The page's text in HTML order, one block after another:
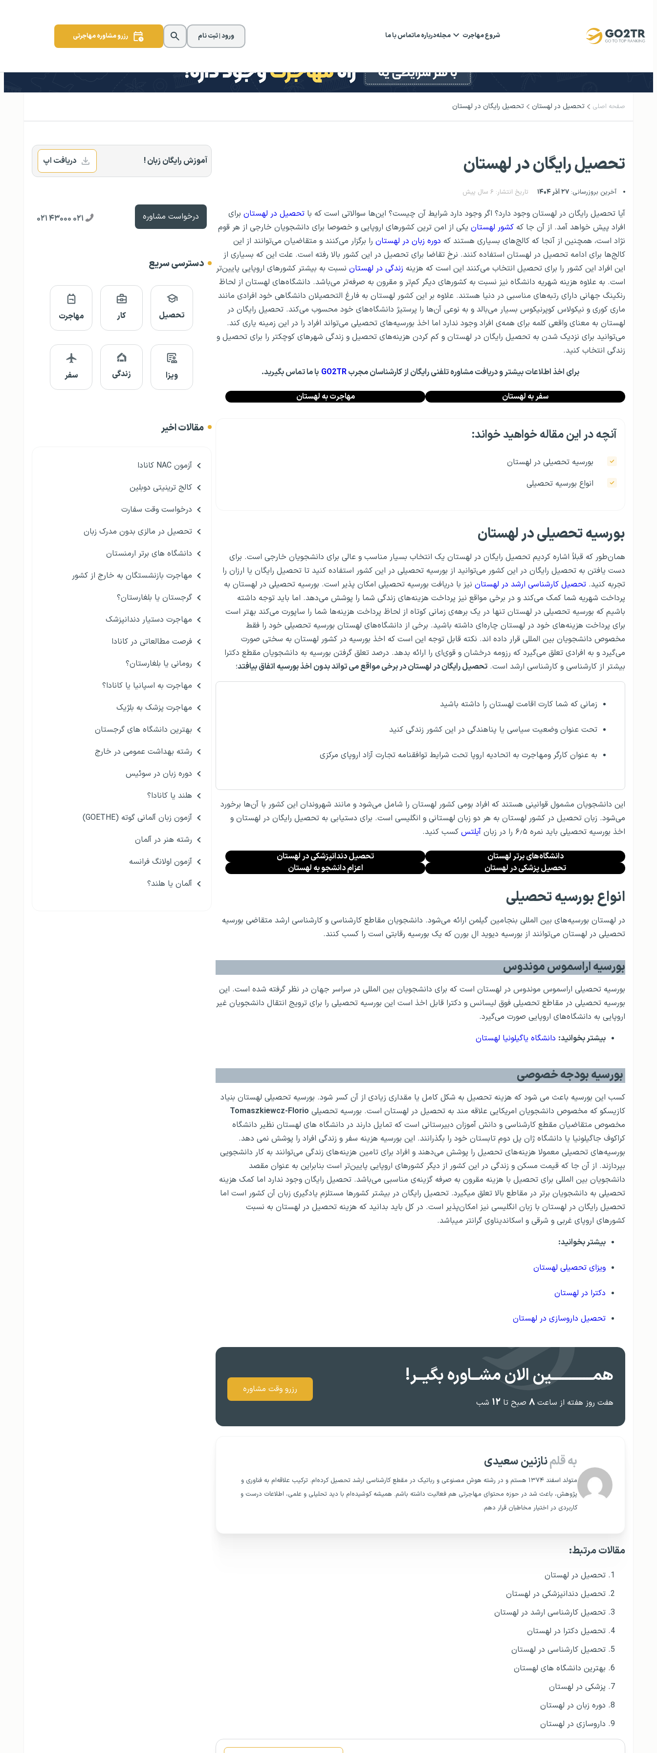
شروع مهاجرت مجلهدرباره ماتماس با ما ورود | ثبت نام رزرو مشاوره مهاجرتی
صفحه اصلی تحصیل در لهستان تحصیل رایگان در لهستان
تحصیل رایگان در لهستان
آخرین بروزرسانی: ۲۷ آذر ۱۴۰۴ تاریخ انتشار: ۶ سال پیش
آیا تحصیل رایگان در لهستان وجود دارد؟ اگر وجود دارد شرایط آن چیست؟ این‌ها سوالاتی است که با تحصیل در لهستان برای
افراد پیش خواهد آمد. از آن جا که کشور لهستان یکی از امن ترین کشورهای اروپایی و خصوصا برای دانشجویان خارجی از هر قوم
نژاد است، همچنین از آنجا که کالج‌های بسیاری هستند که دوره زبان در لهستان را برگزار می‌کنند و متقاضیان می‌توانند از این
کالج‌ها برای ادامه تحصیل در لهستان استفاده کنند. نرخ تقاضا برای تحصیل در این کشور بالا رفته است. علت این که بسیاری از
این افراد این کشور را برای تحصیل انتخاب می‌کنند این است که هزینه زندگی در لهستان نسبت به بیشتر کشورهای اروپایی پایین‌تر
است. به علاوه هزینه شهریه دانشگاه نیز نسبت به کشورهای دیگر کم‌تر و مقرون به صرفه‌تر می‌باشد. دانشگاه‌های لهستان از لحاظ
رنکینگ جهانی دارای رتبه‌های مناسبی در دنیا هستند. علاوه بر این کشور لهستان به فارغ التحصیلان دانشگاهی خود افرادی مانند
ماری کوری و نیکولاس کوپرنیکوس بسیار می‌بالد و به نوعی آن‌ها را پرستیژ دانشگاه‌های خود محسوب می‌کند. تحصیل رایگان در
لهستان به معنای واقعی کلمه برای همه‌ی افراد وجود ندارد اما اخذ بورسیه‌های تحصیلی می‌تواند افراد را در این زمینه یاری کند.
می‌توانید برای نزدیک شدن به تحصیل رایگان در لهستان و کم کردن هزینه‌های تحصیل و زندگی شهر‌های کوچکتر را برای تحصیل و
زندگی انتخاب کنید.
برای اخذ اطلاعات بیشتر و دریافت مشاوره تلفنی رایگان از کارشناسان مجربGO2TR با ما تماس بگیرید.
سفر به لهستان مهاجرت به لهستان
آنچه در این مقاله خواهید خواند:
بورسیه تحصیلی در لهستان
انواع بورسیه تحصیلی
بورسیه تحصیلی در لهستان
همان‌طور که قبلاً اشاره کردیم تحصیل رایگان در لهستان یک انتخاب بسیار مناسب و عالی برای دانشجویان خارجی است. برای
دست یافتن به تحصیل رایگان در این کشور می‌توانید از بورسیه تحصیلی در این کشور استفاده کنید تا تحصیل رایگان یا ارزان را
تجربه کنید. تحصیل کارشناسی ارشد در لهستان نیز با دریافت بورسیه تحصیلی امکان پذیر است. بورسیه تحصیلی در لهستان به
پرداخت شهریه شما کمک می‌کند و در برخی مواقع نیز پرداخت هزینه‌های زندگی شما را پوشش می‌دهد. اما باید توجه داشته
باشیم که بورسیه تحصیلی در لهستان تنها در یک برهه‌ی زمانی کوتاه از لحاظ پرداخت هزینه‌ها شما را ساپورت می‌کند بهتر است
برای پرداخت هزینه‌های خود در لهستان چاره‌ای داشته باشید. برخی از دانشگاه‌های لهستان بورسیه تحصیلی خود را فقط
مخصوص دانشجویان بین المللی قرار داده اند. نکته قابل توجه این است که اخذ بورسیه در کشور لهستان به سختی صورت
می‌گیرد و به افرادی تعلق می‌گیرد که رزومه درخشان و قوی‌ای را ارائه بدهد. درصد تعلق گرفتن بورسیه به دانشجویان مقطع دکترا
بیشتر از کارشناسی و کارشناسی ارشد است. تحصیل رایگان در لهستان در برخی مواقع می تواند بدون اخذ بورسیه اتفاق بیافتد؛
زمانی که شما کارت اقامت لهستان را داشته باشید
تحت عنوان وضعیت سیاسی یا پناهندگی در این کشور زندگی کنید
به عنوان کارگر ومهاجرت به اتحادیه اروپا تحت شرایط توافقنامه تجارت آزاد اروپای مرکزی
این دانشجویان مشمول قوانینی هستند که افراد بومی کشور لهستان را شامل می‌شود و مانند شهروندان این کشور با آن‌ها برخورد
می‌شود. زبان تحصیل در کشور لهستان به هر دو زبان لهستانی و انگلیسی است. برای دستیابی به تحصیل رایگان در لهستان و
اخذ بورسیه تحصیلی باید نمره ۶٫۵ را در زبان
آیلتس کسب کنید.
دانشگاه‌های برتر لهستان
تحصیل دندانپزشکی در لهستان
تحصیل پزشکی در لهستان
اعزام دانشجو به لهستان
انواع بورسیه تحصیلی
در لهستان بورسیه‌های بین المللی بنجامین گیلمن ارائه می‌شود. دانشجویان مقاطع کارشناسی و کارشناسی ارشد متقاضی بورسیه
تحصیلی در لهستان می‌توانند از بورسیه دیوید ال بورن که یک بورسیه رقابتی است را کسب کنند.
بورسیه اراسموس موندوس
بورسیه تحصیلی اراسموس موندوس در لهستان است که برای دانشجویان بین المللی در سراسر جهان در نظر گرفته شده است. این
بورسیه تحصیلی در مقاطع تحصیلی فوق لیسانس و دکترا قابل اخذ است این بورسیه تحصیلی را برای ترویج انتقال دانشجویان غیر
اروپایی به دانشگاه‌های اروپایی صورت می‌گیرد.
بیشتر بخوانید: دانشگاه یاگیلونیا لهستان
بورسیه بودجه خصوصی
کسب این بورسیه باعث می شود که هزینه تحصیل به شکل کامل یا مقداری زیادی از آن کسر شود. بورسیه تحصیلی لهستان بنیاد
کازیسکو که مخصوص دانشجویان امریکایی علاقه مند به تحصیل در لهستان است. بورسیه تحصیلی Tomaszkiewcz-Florio
مخصوص متقاضیان مقطع کارشناسی و دانش آموزان دبیرستانی است که تمایل دارند در دانشگاه های لهستان نظیر دانشگاه
کراکوف جاگیلونیا یا دانشگاه ژان پل دوم تابستان خود را بگذرانند. این بورسیه هزینه سفر و زندگی افراد را پوشش نمی دهد.
بورسیه‌های تحصیلی معمولا هزینه‌های تحصیل را پوشش می‌دهند و افراد برای تامین هزینه‌های زندگی می‌توانند به کار دانشجویی
بپردازند. از آن جا که قیمت مسکن و زندگی در این کشور از دیگر کشورهای اروپایی پایین‌تر است بنابراین به عنوان مقصد
دانشجویان بین المللی برای تحصیل با هزینه مقرون به صرفه گزینه‌ی مناسبی می‌باشد. تحصیل رایگان وجود ندارد اما کمک هزینه
تحصیلی به دانشجویان برتر در مقاطع بالا تعلق میگیرد. تحصیل رایگان در بیشتر کشورها مستلزم یادگیری زبان آن کشور است اما
تحصیل رایگان در لهستان با زبان انگلیسی نیز امکان‌پذیر است. در کل باید بدانید که هزینه تحصیل در لهستان به نسبت
کشورهای اروپای غربی و شرقی و اسکاندیناوی گرانتر میباشد.
بیشتر بخوانید:
ویزای تحصیلی لهستان
دکترا در لهستان
تحصیل داروسازی در لهستان
همــــــــــــین الان مشــاوره بگیــر!
هفت روز هفته از ساعت ۸ صبح تا ۱۲ شب
رزرو وقت مشاوره
به قلمنازنین سعیدی
متولد اسفند ۱۳۷۴ هستم و در رشته هوش مصنوعی و رباتیک در مقطع کارشناسی ارشد تحصیل کرده‌ام. ترکیب علاقه‌ام به فناوری و
پژوهش، باعث شد در حوزه محتوای مهاجرتی هم فعالیت داشته باشم. همیشه کوشیده‌ام با دید تحلیلی و علمی، اطلاعات درست و
کاربردی در اختیار مخاطبان قرار دهم.
مقالات مرتبط:
تحصیل در لهستان
تحصیل دندانپزشکی در لهستان
تحصیل کارشناسی ارشد در لهستان
تحصیل دکترا در لهستان
تحصیل کارشناسی در لهستان
بهترین دانشگاه های لهستان
پزشکی در لهستان
دوره زبان در لهستان
داروسازی در لهستان
آموزش رایگان زبان ! دریافت اپ
درخواست مشاوره ۰۲۱ ۴۳۰۰۰ ۰۲۱
دسترسی سریع
تحصیل کار مهاجرت
ویزا زندگی سفر
مقالات اخیر
آزمون NAC کانادا
کالج ترینیتی دوبلین
درخواست وقت سفارت
تحصیل در مالزی بدون مدرک زبان
دانشگاه های برتر ارمنستان
مهاجرت بازنشستگان به خارج از کشور
گرجستان یا بلغارستان؟
مهاجرت دستیار دندانپزشک
فرصت مطالعاتی در کانادا
رومانی یا بلغارستان؟
مهاجرت به اسپانیا یا کانادا؟
مهاجرت پزشک به بلژیک
بهترین دانشگاه های گرجستان
رشته بهداشت عمومی در خارج
دوره زبان در سوئیس
هلند یا کانادا؟
آزمون زبان آلمانی گوته (GOETHE)
رشته هنر در آلمان
آزمون اولانگ فرانسه
آلمان یا هلند؟